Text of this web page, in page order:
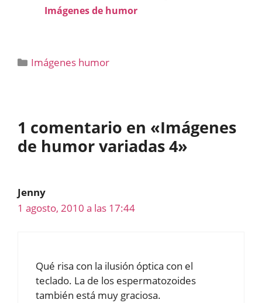
Imágenes de humor
Categorías
Imágenes humor
1 comentario en «Imágenes
de humor variadas 4»
Jenny
1 agosto, 2010 a las 17:44
Qué risa con la ilusión óptica con el
teclado. La de los espermatozoides
también está muy graciosa.